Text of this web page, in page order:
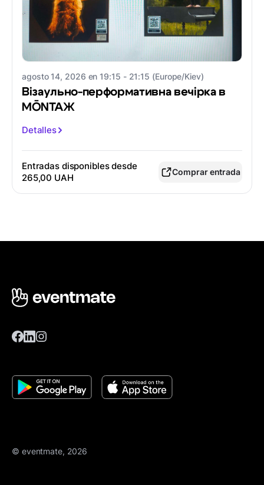
agosto 14, 2026 en 19:15 - 21:15 (Europe/Kiev)
Візаульно-перформативна вечірка в
MŌNTAЖ
Detalles
Entradas disponibles desde
265,00 UAH
Comprar entrada
© eventmate, 2026